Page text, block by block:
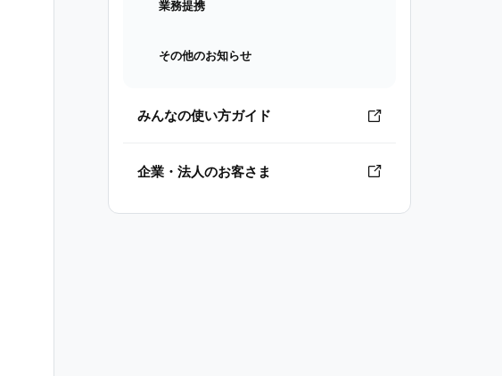
業務提携
その他のお知らせ
みんなの使い方ガイド
企業・法人のお客さま